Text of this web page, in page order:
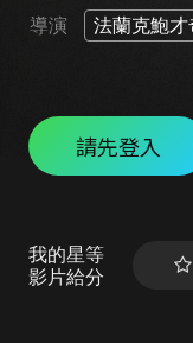
導演 法蘭克鮑才
請先登入
我的星等
影片給分